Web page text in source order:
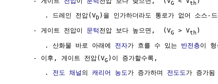
G th
        . 드레인 전압(V
D )을 인가하더라도 통로가 없어 소스-
     - 게이트 전압이
문턱 전압 보다 높으면,  (VG > Vth )
        . 산화물 바로 아래에
전자가 흐를 수 있는 반전층이
     - 이후, 게이트 전압(V
G )이 증가할수록,
        .
전도 채널 의 캐리어 농도가 증가하며 전도도가 증가됨